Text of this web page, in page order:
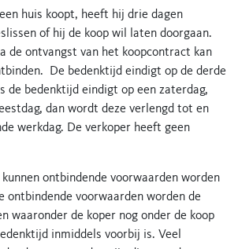
huis koopt, heeft hij drie dagen
of hij de koop wil laten doorgaan.
de ontvangst van het koopcontract kan
De bedenktijd eindigt op de derde
de bedenktijd eindigt op een zaterdag,
dan wordt deze verlengd tot en
werkdag. De verkoper heeft geen
ontbindende voorwaarden worden
ontbindende voorwaarden worden de
waaronder de koper nog onder de koop
inmiddels voorbij is. Veel